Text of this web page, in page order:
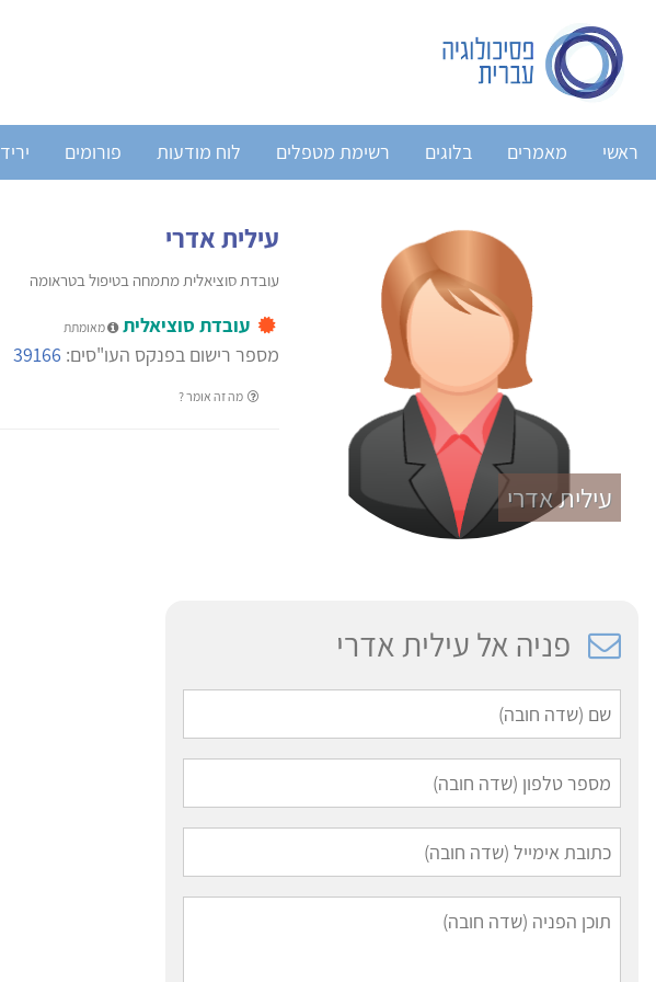
ראשי מאמרים בלוגים רשימת מטפלים לוח מודעות פורומים יריד
עילית אדרי
עילית אדרי
עובדת סוציאלית מתמחה בטיפול בטראומה
עובדת סוציאלית מאומתת
מספר רישום בפנקס העו"סים: 39166
מה זה אומר ?
פניה אל עילית אדרי